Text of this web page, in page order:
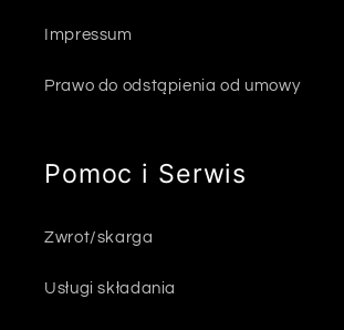
Impressum
Prawo do odstąpienia od umowy
Pomoc i Serwis
Zwrot/skarga
Usługi składania